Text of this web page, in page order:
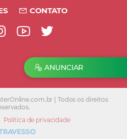
CONTATO
ANUNCIAR
| Todos os direitos
Politica de privacidade